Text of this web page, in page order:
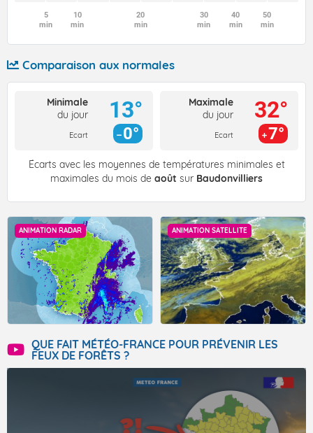
5
min
10
min
20
min
30
min
40
min
50
min
Comparaison aux normales
Minimale
du jour
Ecart
13°
0°
Maximale
du jour
Ecart
32°
7°
Écarts avec les moyennes de températures minimales et
maximales du mois de août sur Baudonvilliers
ANIMATION RADAR ANIMATION SATELLITE
QUE FAIT MÉTÉO-FRANCE POUR PRÉVENIR LES
FEUX DE FORÊTS ?